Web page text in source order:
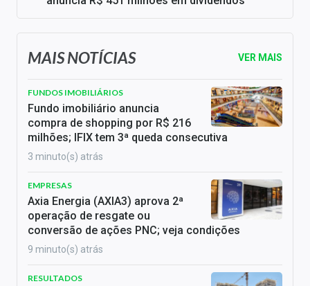
MAIS NOTÍCIAS VER MAIS
FUNDOS IMOBILIÁRIOS
Fundo imobiliário anuncia
compra de shopping por R$ 216
milhões; IFIX tem 3ª queda consecutiva
3 minuto(s) atrás
EMPRESAS
Axia Energia (AXIA3) aprova 2ª
operação de resgate ou
conversão de ações PNC; veja condições
9 minuto(s) atrás
RESULTADOS